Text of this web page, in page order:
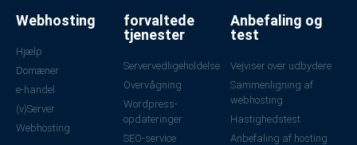
Webhosting
Hjælp
Domæner
e-handel
(v)Server
Webhosting
forvaltede
tjenester
Servervedligeholdelse
Overvågning
Wordpress-
opdateringer
SEO-service
Anbefaling og
test
Vejviser over udbydere
Sammenligning af
webhosting
Hastighedstest
Anbefaling af hosting